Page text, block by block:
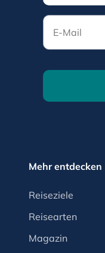
E-Mail
Mehr entdecken
Reiseziele
Reisearten
Magazin